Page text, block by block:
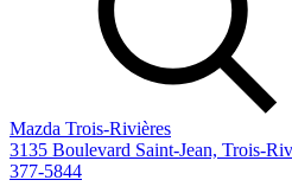
Mazda Trois-Rivières
3135 Boulevard Saint-Jean, Trois-
377-5844